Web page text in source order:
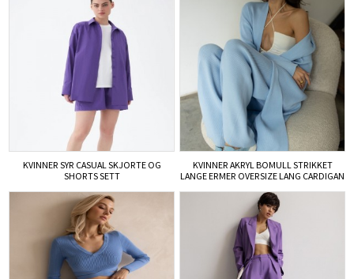
KVINNER SYR CASUAL SKJORTE OG
SHORTS SETT
KVINNER AKRYL BOMULL STRIKKET
LANGE ERMER OVERSIZE LANG CARDIGAN
SETT